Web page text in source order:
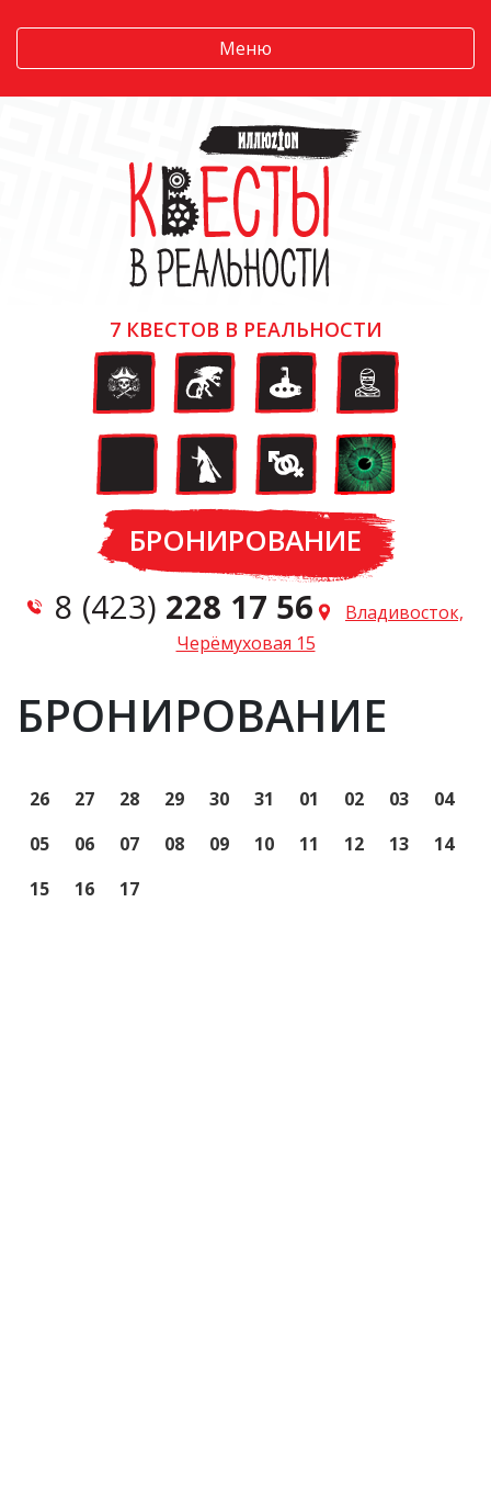
Меню
7 КВЕСТОВ В РЕАЛЬНОСТИ
БРОНИРОВАНИЕ
8 (423) 228 17 56
Владивосток,
Черёмуховая 15
БРОНИРОВАНИЕ
26 27 28 29 30 31 01 02 03
04
05
06 07 08 09 10 11 12 13
14
15
16 17